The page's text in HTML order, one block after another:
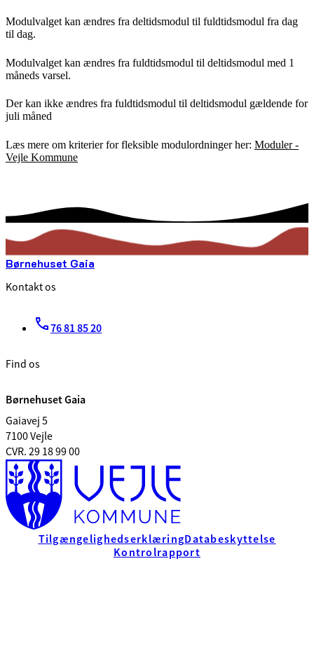
Modulvalget kan ændres fra deltidsmodul til fuldtidsmodul fra dag
til dag.
Modulvalget kan ændres fra fuldtidsmodul til deltidsmodul med 1
måneds varsel.
Der kan ikke ændres fra fuldtidsmodul til deltidsmodul gældende for
juli måned
Læs mere om kriterier for fleksible modulordninger her: Moduler -
Vejle Kommune
Børnehuset Gaia
Kontakt os
76 81 85 20
Find os
Børnehuset Gaia
Gaiavej 5
7100 Vejle
CVR. 29 18 99 00
TilgængelighedserklæringDatabeskyttelse
Kontrolrapport